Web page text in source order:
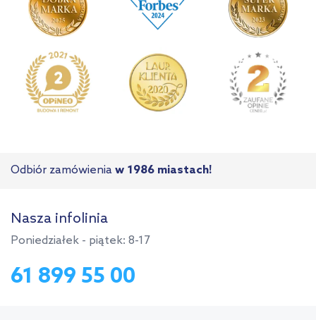
Odbiór zamówienia w 1986 miastach!
Nasza infolinia
Poniedziałek - piątek: 8-17
61 899 55 00